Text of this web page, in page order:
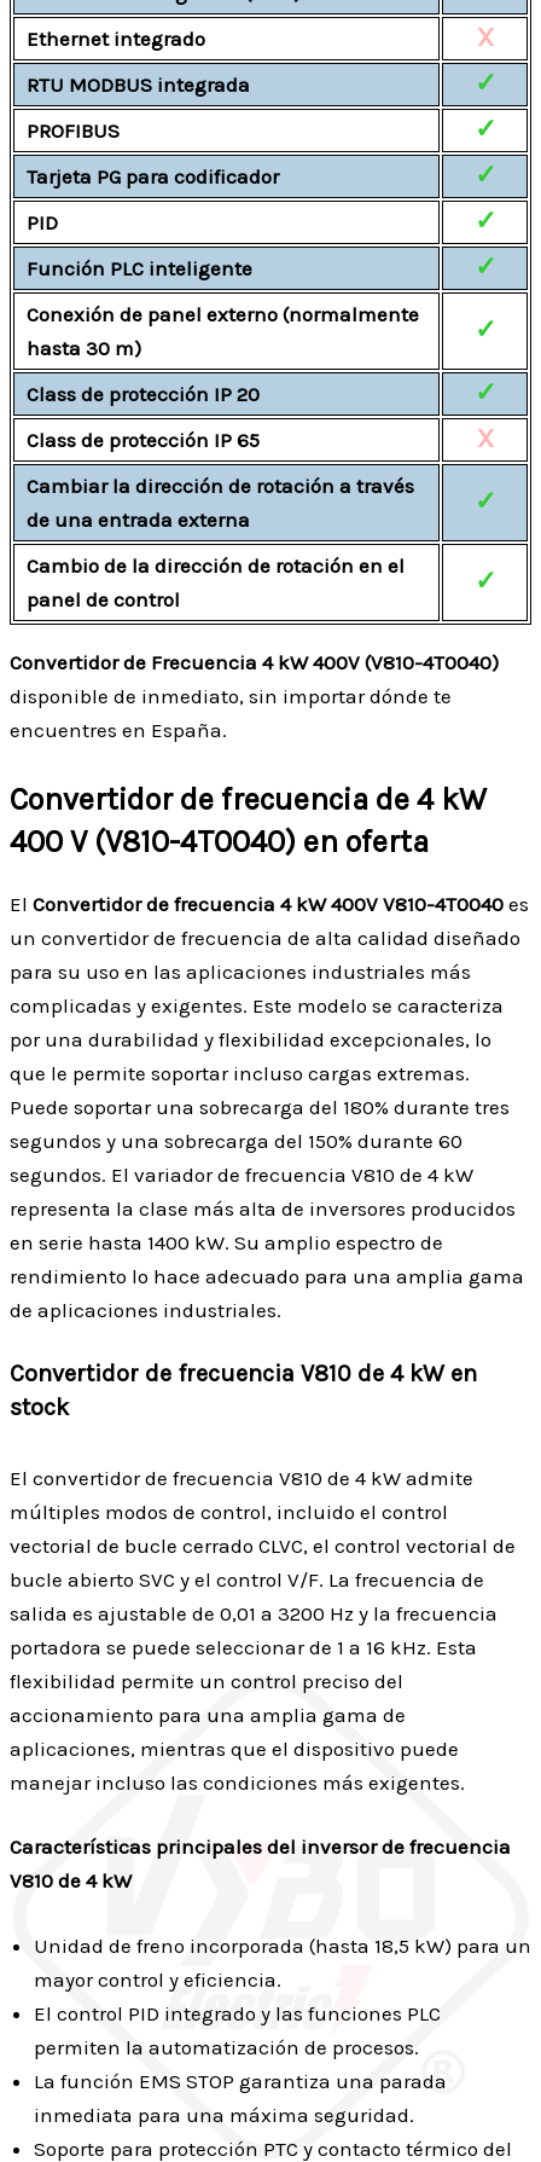
Ethernet integrado X
RTU MODBUS integrada ✓
PROFIBUS ✓
Tarjeta PG para codificador ✓
PID ✓
Función PLC inteligente ✓
Conexión de panel externo (normalmente
hasta 30 m)
✓
Class de protección IP 20 ✓
Class de protección IP 65 X
Cambiar la dirección de rotación a través
de una entrada externa
✓
Cambio de la dirección de rotación en el
panel de control
✓
Convertidor de Frecuencia 4 kW 400V (V810-4T0040)
disponible de inmediato, sin importar dónde te
encuentres en España.
Convertidor de frecuencia de 4 kW
400 V (V810-4T0040) en oferta
El Convertidor de frecuencia 4 kW 400V V810-4T0040 es
un convertidor de frecuencia de alta calidad diseñado
para su uso en las aplicaciones industriales más
complicadas y exigentes. Este modelo se caracteriza
por una durabilidad y flexibilidad excepcionales, lo
que le permite soportar incluso cargas extremas.
Puede soportar una sobrecarga del 180% durante tres
segundos y una sobrecarga del 150% durante 60
segundos. El variador de frecuencia V810 de 4 kW
representa la clase más alta de inversores producidos
en serie hasta 1400 kW. Su amplio espectro de
rendimiento lo hace adecuado para una amplia gama
de aplicaciones industriales.
Convertidor de frecuencia V810 de 4 kW en
stock
El convertidor de frecuencia V810 de 4 kW admite
múltiples modos de control, incluido el control
vectorial de bucle cerrado CLVC, el control vectorial de
bucle abierto SVC y el control V/F. La frecuencia de
salida es ajustable de 0,01 a 3200 Hz y la frecuencia
portadora se puede seleccionar de 1 a 16 kHz. Esta
flexibilidad permite un control preciso del
accionamiento para una amplia gama de
aplicaciones, mientras que el dispositivo puede
manejar incluso las condiciones más exigentes.
Características principales del inversor de frecuencia
V810 de 4 kW
Unidad de freno incorporada (hasta 18,5 kW) para un
mayor control y eficiencia.
El control PID integrado y las funciones PLC
permiten la automatización de procesos.
La función EMS STOP garantiza una parada
inmediata para una máxima seguridad.
Soporte para protección PTC y contacto térmico del